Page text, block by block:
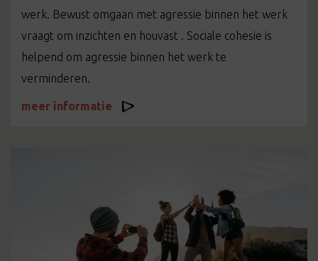
werk. Bewust omgaan met agressie binnen het werk
vraagt om inzichten en houvast . Sociale cohesie is
helpend om agressie binnen het werk te
verminderen.
meer informatie